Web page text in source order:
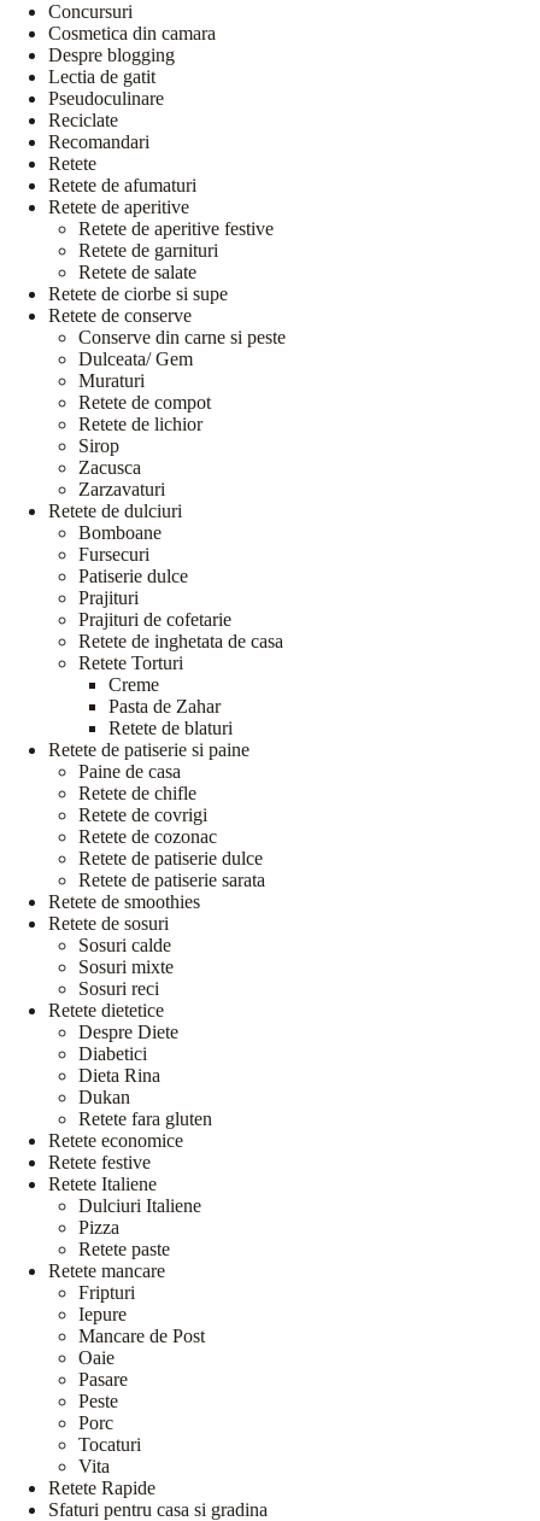
Concursuri
Cosmetica din camara
Despre blogging
Lectia de gatit
Pseudoculinare
Reciclate
Recomandari
Retete
Retete de afumaturi
Retete de aperitive
Retete de aperitive festive
Retete de garnituri
Retete de salate
Retete de ciorbe si supe
Retete de conserve
Conserve din carne si peste
Dulceata/ Gem
Muraturi
Retete de compot
Retete de lichior
Sirop
Zacusca
Zarzavaturi
Retete de dulciuri
Bomboane
Fursecuri
Patiserie dulce
Prajituri
Prajituri de cofetarie
Retete de inghetata de casa
Retete Torturi
Creme
Pasta de Zahar
Retete de blaturi
Retete de patiserie si paine
Paine de casa
Retete de chifle
Retete de covrigi
Retete de cozonac
Retete de patiserie dulce
Retete de patiserie sarata
Retete de smoothies
Retete de sosuri
Sosuri calde
Sosuri mixte
Sosuri reci
Retete dietetice
Despre Diete
Diabetici
Dieta Rina
Dukan
Retete fara gluten
Retete economice
Retete festive
Retete Italiene
Dulciuri Italiene
Pizza
Retete paste
Retete mancare
Fripturi
Iepure
Mancare de Post
Oaie
Pasare
Peste
Porc
Tocaturi
Vita
Retete Rapide
Sfaturi pentru casa si gradina